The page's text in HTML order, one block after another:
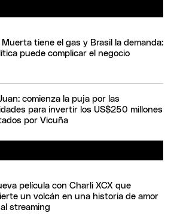
Muerta tiene el gas y Brasil la demanda:
puede complicar el negocio
comienza la puja por las
para invertir los US$250 millones
por Vicuña
película con Charli XCX que
un volcán en una historia de amor
al streaming